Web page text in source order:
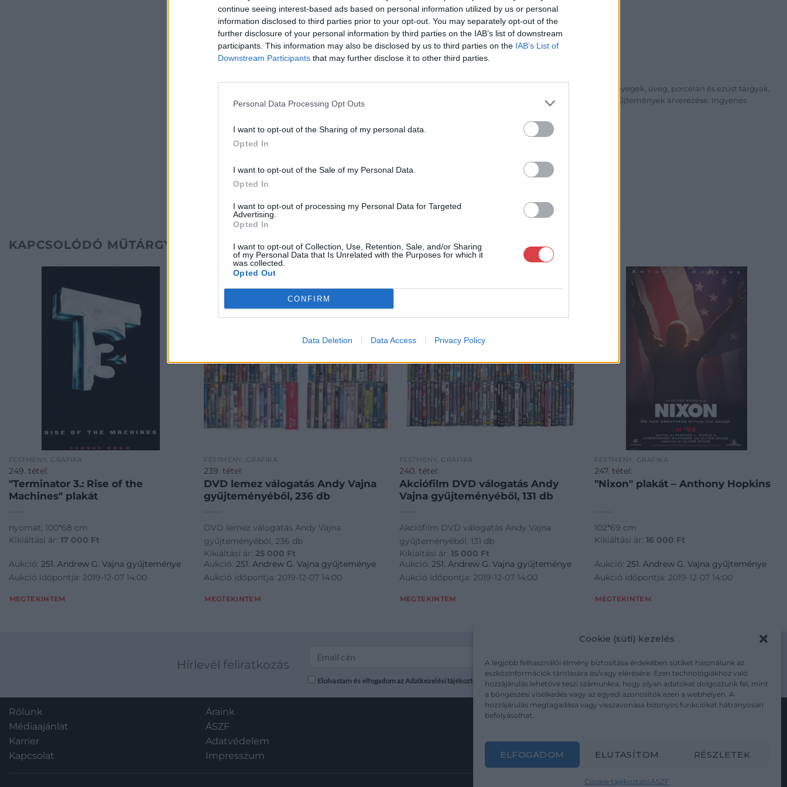
continue seeing interest-based ads based on personal information utilized by us or personal
information disclosed to third parties prior to your opt-out. You may separately opt-out of the
further disclosure of your personal information by third parties on the IAB’s list of downstream
participants. This information may also be disclosed by us to third parties on the IAB’s List of
Downstream Participants that may further disclose it to other third parties.
Personal Data Processing Opt Outs
I want to opt-out of the Sharing of my personal data.
Opted In
I want to opt-out of the Sale of my Personal Data.
Opted In
I want to opt-out of processing my Personal Data for Targeted
Advertising.
Opted In
I want to opt-out of Collection, Use, Retention, Sale, and/or Sharing
of my Personal Data that Is Unrelated with the Purposes for which it
was collected.
Opted Out
CONFIRM
Data Deletion Data Access Privacy Policy
Cookie (süti) kezelés
A legjobb felhasználói élmény biztosítása érdekében sütiket használunk az
eszközinformációk tárolására és/vagy elérésére. Ezen technológiákhoz való
hozzájárulás lehetővé teszi számunkra, hogy olyan adatokat dolgozzunk fel, mint
a böngészési viselkedés vagy az egyedi azonosítók ezen a webhelyen. A
hozzájárulás megtagadása vagy visszavonása bizonyos funkciókat hátrányosan
befolyásolhat.
ELFOGADOM ELUTASÍTOM RÉSZLETEK
Cookie tájékoztatóÁSZF
Cím: Müller Márta
Nagyházi Galéria és Aukciósház Kft.
1055 Budapest, Balaton utca 8.
Bemutatkozás: Magas színvonalú festmények és műtárgyak, bútorok, szőnyegek, üveg, porcelán és ezüst tárgyak,
ékszerek, néprajzi tárgyak értékesítése és aukcionálása. Hagyatékok és gyűjtemények árverezése. Ingyenes
KAPCSOLÓDÓ MŰTÁRGYAK
FESTMÉNY, GRAFIKA
249. tétel:
"Terminator 3.: Rise of the
Machines" plakát
nyomat, 100*68 cm
Kikiáltási ár: 17 000 Ft
Aukció: 251. Andrew G. Vajna gyűjteménye
Aukció időpontja: 2019-12-07 14:00
MEGTEKINTEM
FESTMÉNY, GRAFIKA
239. tétel:
DVD lemez válogatás Andy Vajna
gyűjteményéből, 236 db
DVD lemez válogatás Andy Vajna
gyűjteményéből, 236 db
Kikiáltási ár: 25 000 Ft
Aukció:251. Andrew G. Vajna gyűjteménye
Aukció időpontja: 2019-12-07 14:00
MEGTEKINTEM
FESTMÉNY, GRAFIKA
240. tétel:
Akciófilm DVD válogatás Andy
Vajna gyűjteményéből, 131 db
Akciófilm DVD válogatás Andy Vajna
gyűjteményéből, 131 db
Kikiáltási ár: 15 000 Ft
Aukció: 251. Andrew G. Vajna gyűjteménye
Aukció időpontja: 2019-12-07 14:00
MEGTEKINTEM
FESTMÉNY, GRAFIKA
247. tétel:
"Nixon" plakát – Anthony Hopkins
102*69 cm
Kikiáltási ár:16 000 Ft
Aukció:251. Andrew G. Vajna gyűjteménye
Aukció időpontja: 2019-12-07 14:00
MEGTEKINTEM
Hírlevél feliratkozás
Elolvastam és elfogadom az Adatkezelési tájékoztatót: mutargy.com/adatkezelesi-tajekoztato/
Rólunk
Médiaajánlat
Karrier
Kapcsolat
Áraink
ÁSZF
Adatvédelem
Impresszum